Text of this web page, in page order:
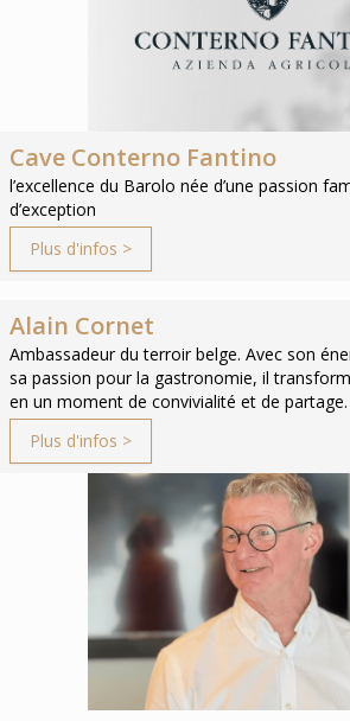
Cave Conterno Fantino
l’excellence du Barolo née d’une passion
d’exception
Plus d'infos >
Alain Cornet
Ambassadeur du terroir belge. Avec son
sa passion pour la gastronomie, il
en un moment de convivialité et de partage.
Plus d'infos >